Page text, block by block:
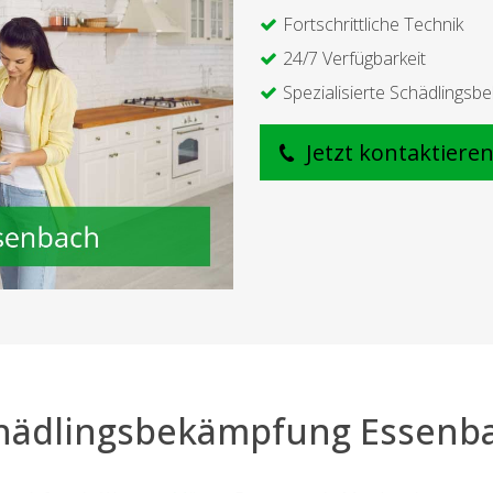
Fortschrittliche Technik
24/7 Verfügbarkeit
Spezialisierte
Jetzt kontaktieren